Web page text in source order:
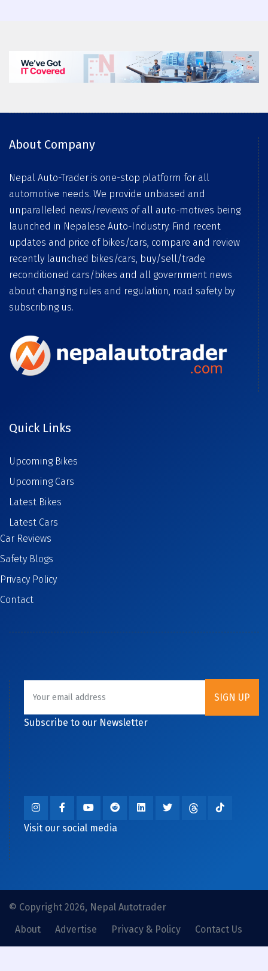
About Company
Nepal Auto-Trader is one-stop platform for all
automotive needs. We provide unbiased and
unparalleled news/reviews of all auto-motives being
launched in Nepalese Auto-Industry. Find recent
updates and price of bikes/cars, compare and review
recently launched bikes/cars, buy/sell/trade
reconditioned cars/bikes and all government news
about changing rules and regulation, road safety by
subscribing us.
Quick Links
Upcoming Bikes
Upcoming Cars
Latest Bikes
Latest Cars
Car Reviews
Safety Blogs
Privacy Policy
Contact
Subscribe to our Newsletter
Visit our social media
© Copyright 2026, Nepal Autotrader
About
Advertise Privacy & Policy Contact Us